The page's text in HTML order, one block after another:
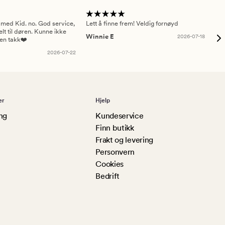
Kid. no. God service,
til døren. Kunne ikke
takk❤️
2026-07-22
Lett å finne frem! Veldig fornøyd
Winnie E
2026-07-18
Hjelp
Kundeservice
Finn butikk
Frakt og levering
Personvern
Cookies
Bedrift